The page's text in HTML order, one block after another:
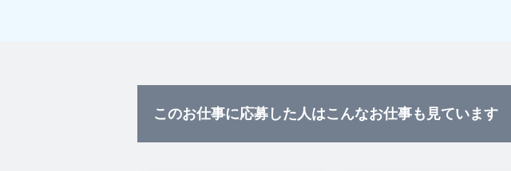
このお仕事に応募した人はこんなお仕事も見ています